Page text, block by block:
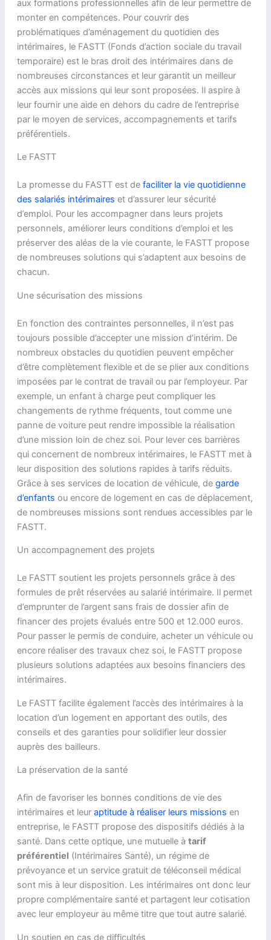
aux formations professionnelles afin de leur permettre de
monter en compétences. Pour couvrir des
problématiques d’aménagement du quotidien des
intérimaires, le FASTT (Fonds d’action sociale du travail
temporaire) est le bras droit des intérimaires dans de
nombreuses circonstances et leur garantit un meilleur
accès aux missions qui leur sont proposées. Il aspire à
leur fournir une aide en dehors du cadre de l’entreprise
par le moyen de services, accompagnements et tarifs
préférentiels.
Le FASTT
La promesse du FASTT est de faciliter la vie quotidienne
des salariés intérimaires et d’assurer leur sécurité
d’emploi. Pour les accompagner dans leurs projets
personnels, améliorer leurs conditions d’emploi et les
préserver des aléas de la vie courante, le FASTT propose
de nombreuses solutions qui s’adaptent aux besoins de
chacun.
Une sécurisation des missions
En fonction des contraintes personnelles, il n’est pas
toujours possible d’accepter une mission d’intérim. De
nombreux obstacles du quotidien peuvent empêcher
d’être complètement flexible et de se plier aux conditions
imposées par le contrat de travail ou par l’employeur. Par
exemple, un enfant à charge peut compliquer les
changements de rythme fréquents, tout comme une
panne de voiture peut rendre impossible la réalisation
d’une mission loin de chez soi. Pour lever ces barrières
qui concernent de nombreux intérimaires, le FASTT met à
leur disposition des solutions rapides à tarifs réduits.
Grâce à ses services de location de véhicule, de garde
d’enfants ou encore de logement en cas de déplacement,
de nombreuses missions sont rendues accessibles par le
FASTT.
Un accompagnement des projets
Le FASTT soutient les projets personnels grâce à des
formules de prêt réservées au salarié intérimaire. Il permet
d’emprunter de l’argent sans frais de dossier afin de
financer des projets évalués entre 500 et 12.000 euros.
Pour passer le permis de conduire, acheter un véhicule ou
encore réaliser des travaux chez soi, le FASTT propose
plusieurs solutions adaptées aux besoins financiers des
intérimaires.
Le FASTT facilite également l’accès des intérimaires à la
location d’un logement en apportant des outils, des
conseils et des garanties pour solidifier leur dossier
auprès des bailleurs.
La préservation de la santé
Afin de favoriser les bonnes conditions de vie des
intérimaires et leur aptitude à réaliser leurs missions en
entreprise, le FASTT propose des dispositifs dédiés à la
santé. Dans cette optique, une mutuelle à tarif
préférentiel (Intérimaires Santé), un régime de
prévoyance et un service gratuit de téléconseil médical
sont mis à leur disposition. Les intérimaires ont donc leur
propre complémentaire santé et partagent leur cotisation
avec leur employeur au même titre que tout autre salarié.
Un soutien en cas de difficultés